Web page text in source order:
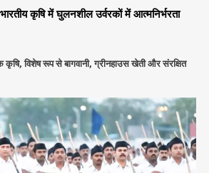
कृषि में घुलनशील उर्वरकों में आत्मनिर्भरता
विशेष रूप से बागवानी, ग्रीनहाउस खेती और संरक्षित